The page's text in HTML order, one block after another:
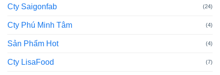
Cty Saigonfab (24)
Cty Phú Minh Tâm (4)
Sản Phẩm Hot (4)
Cty LisaFood (7)